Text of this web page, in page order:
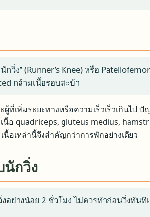
ง” (Runner’s Knee) หรือ
กล้ามเนื้อรอบสะบ้า
ที่เพิ่มระยะทางหรือความเร็วเร็วเกินไป
นื้อ quadriceps, gluteus medius,
อเหล่านี้จึงสำคัญกว่าการพักอย่างเดียว
นักวิ่ง
อย่างน้อย 2 ชั่วโมง ไม่ควรทำก่อนวิ่งทันที